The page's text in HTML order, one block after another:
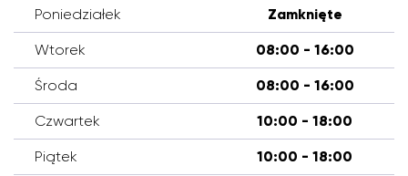
Poniedziałek Zamknięte
Wtorek 08:00 - 16:00
Środa 08:00 - 16:00
Czwartek 10:00 - 18:00
Piątek 10:00 - 18:00